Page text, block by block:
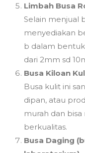
Limbah Busa
Selain menjual
menyediakan
b dalam
dari 2mm sd
Busa Kiloan
Busa kulit ini
dipan, atau
murah dan
berkualitas.
Busa Daging